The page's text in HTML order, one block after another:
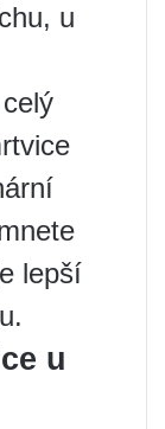
u
lepší
u